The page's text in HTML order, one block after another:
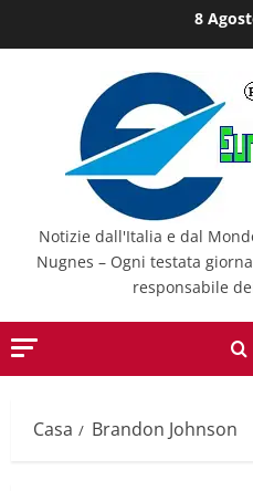
al
8
Notizie dall'Italia e dal
Nugnes – Ogni testata
responsabile
Casa Brandon Johnson